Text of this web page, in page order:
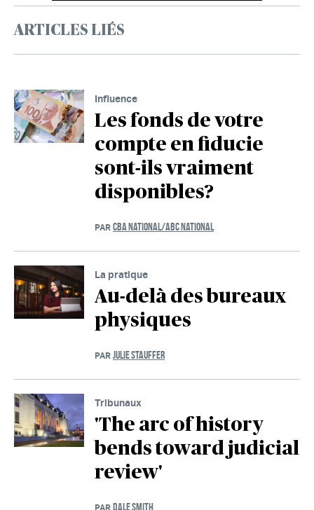
ARTICLES LIÉS
Influence
Les fonds de votre
compte en fiducie
sont-ils vraiment
disponibles?
PAR CBA NATIONAL/ABC NATIONAL
La pratique
Au-delà des bureaux
physiques
PAR JULIE STAUFFER
Tribunaux
'The arc of history
bends toward judicial
review'
PAR DALE SMITH